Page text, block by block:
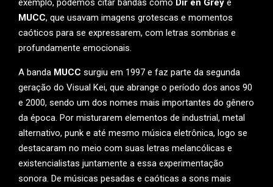
exemplo, podemos citar bandas como Dir en Grey e
MUCC, que usavam imagens grotescas e momentos
caóticos para se expressarem, com letras sombrias e
profundamente emocionais.
A banda MUCC surgiu em 1997 e faz parte da segunda
geração do Visual Kei, que abrange o período dos anos 90
e 2000, sendo um dos nomes mais importantes do gênero
da época. Por misturarem elementos de industrial, metal
alternativo, punk e até mesmo música eletrônica, logo se
destacaram no meio com suas letras melancólicas e
existencialistas juntamente a essa experimentação
sonora. De músicas pesadas e caóticas a sons mais